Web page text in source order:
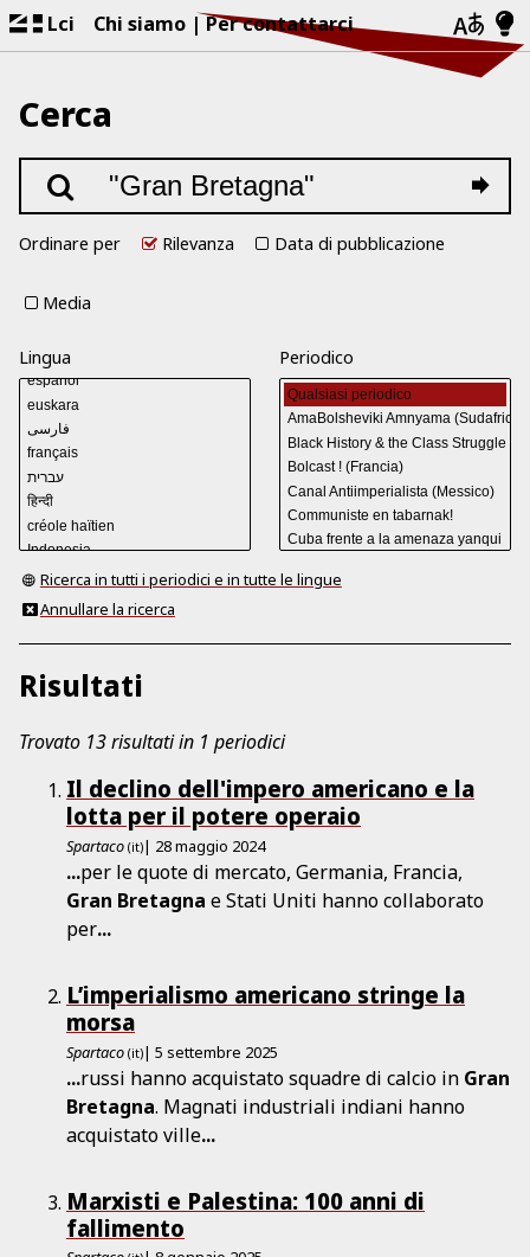
Lci Chi siamo Per contattarci
Cerca
Ordinare per Rilevanza Data di pubblicazione
Media
Lingua Periodico
Ricerca in tutti i periodici e in tutte le lingue
Annullare la ricerca
Risultati
Trovato 13 risultati in 1 periodici
Il declino dell'impero americano e la
lotta per il potere operaio
Spartaco (it)| 28 maggio 2024
...per le quote di mercato, Germania, Francia,
Gran Bretagna e Stati Uniti hanno collaborato
per...
L’imperialismo americano stringe la
morsa
Spartaco (it)| 5 settembre 2025
...russi hanno acquistato squadre di calcio in Gran
Bretagna. Magnati industriali indiani hanno
acquistato ville...
Marxisti e Palestina: 100 anni di
fallimento